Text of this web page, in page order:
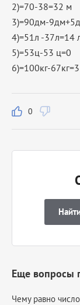
2)=70-38=32 м
3)=90дм-
4)=51л -37л=14
5)=53ц-53 ц=0
6)=100кг-
0
Еще вопросы
Чему равно